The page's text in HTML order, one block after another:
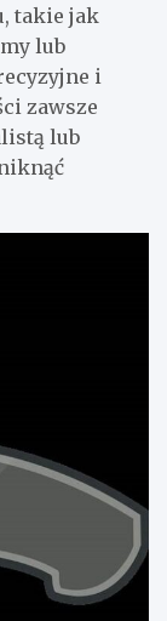
takie jak
lub
i
zawsze
lub